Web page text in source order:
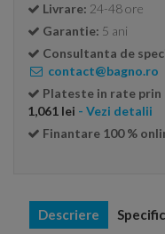
Livrare: 24-48 ore
Garantie: 5 ani
Consultanta de
contact@bagno.ro
Plateste in rate prin
1,061 lei - Vezi detalii
Finantare 100 %
Descriere